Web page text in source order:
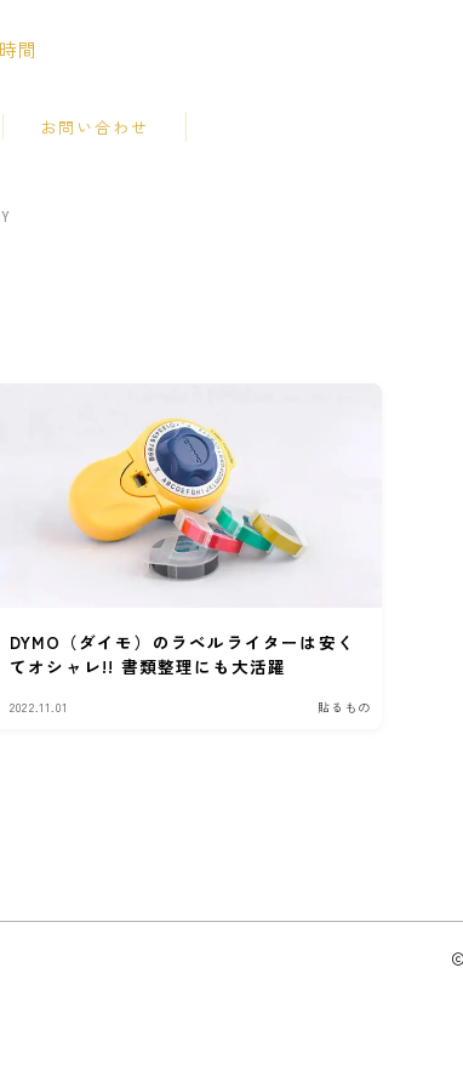
間
お問い合わせ
DYMO（ダイモ）のラベルライターは安く
てオシャレ!! 書類整理にも大活躍
2022.11.01 貼るもの